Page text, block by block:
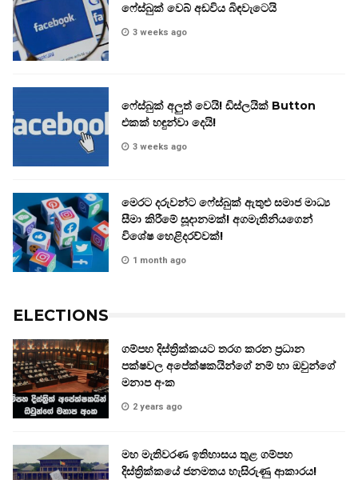
ෆේස්බුක් වෙබ් අඩවිය බිඳවැටෙයි
3 weeks ago
ෆේස්බුක් අලුත් වෙයි! ඩිස්ලයික් Button
එකක් හඳුන්වා දෙයි!
3 weeks ago
මෙරට දරුවන්ට ෆේස්බුක් ඇතුළු සමාජ මාධ්‍ය
සීමා කිරීමේ සූදානමක්! අගමැතිනියගෙන්
විශේෂ හෙළිදරව්වක්!
1 month ago
ELECTIONS
ගම්පහ දිස්ත්‍රික්කයට තරග කරන ප්‍රධාන
පක්ෂවල අපේක්ෂකයින්ගේ නම් හා ඔවුන්ගේ
මනාප අංක
2 years ago
මහ මැතිවරණ ඉතිහාසය තුළ ගම්පහ
දිස්ත්‍රික්කයේ ජනමතය හැසිරුණු ආකාරය!